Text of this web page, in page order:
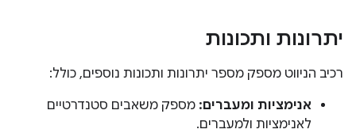
יתרונות ותכונות
רכיב הניווט מספק מספר יתרונות ותכונות נוספים, כולל:
אנימציות ומעברים: מספק משאבים סטנדרטיים
לאנימציות ולמעברים.